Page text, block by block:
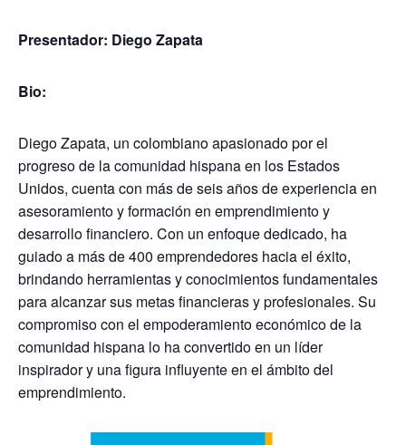
Presentador: Diego Zapata
Bio:
Diego Zapata, un colombiano apasionado por el
progreso de la comunidad hispana en los Estados
Unidos, cuenta con más de seis años de experiencia en
asesoramiento y formación en emprendimiento y
desarrollo financiero. Con un enfoque dedicado, ha
guiado a más de 400 emprendedores hacia el éxito,
brindando herramientas y conocimientos fundamentales
para alcanzar sus metas financieras y profesionales. Su
compromiso con el empoderamiento económico de la
comunidad hispana lo ha convertido en un líder
inspirador y una figura influyente en el ámbito del
emprendimiento.